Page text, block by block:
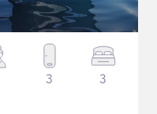
3 3